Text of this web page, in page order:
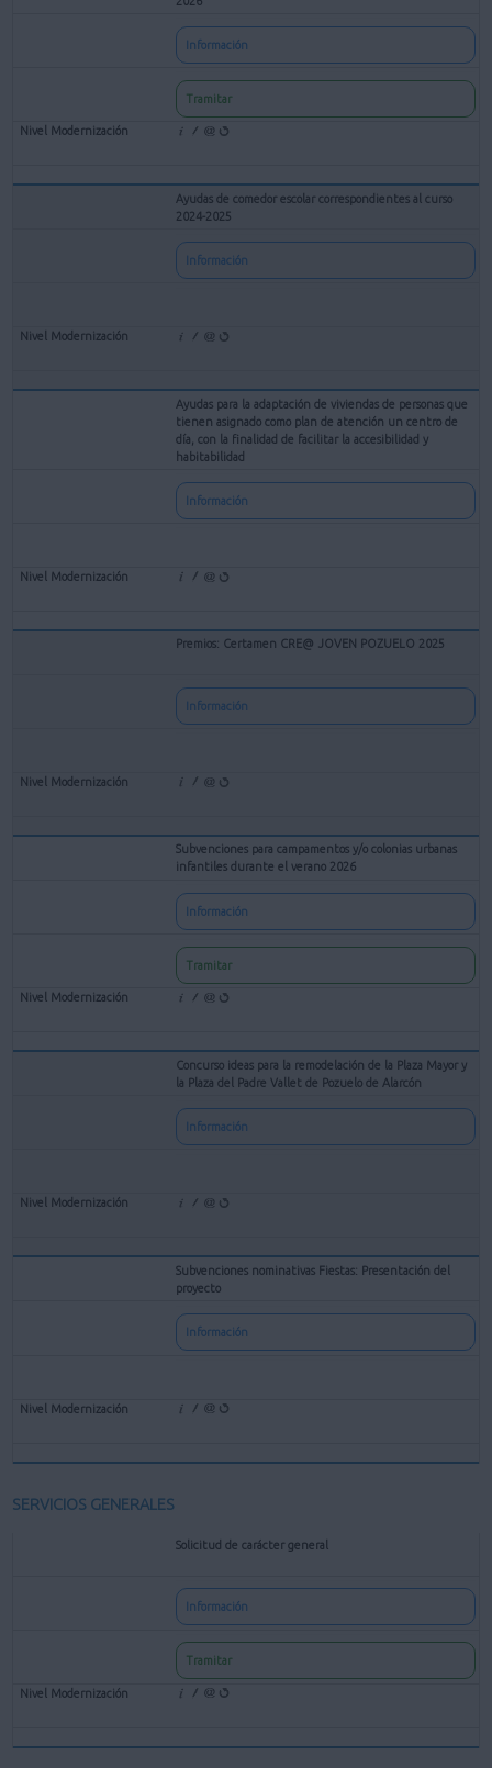
Información
Tramitar
Ayudas de comedor escolar correspondientes al curso
2024-2025
Información
Ayudas para la adaptación de viviendas de personas que
tienen asignado como plan de atención un centro de
día, con la finalidad de facilitar la accesibilidad y
habitabilidad
Información
Premios: Certamen CRE@ JOVEN POZUELO 2025
Información
Subvenciones para campamentos y/o colonias urbanas
infantiles durante el verano 2026
Información
Tramitar
Concurso ideas para la remodelación de la Plaza Mayor y
la Plaza del Padre Vallet de Pozuelo de Alarcón
Información
Subvenciones nominativas Fiestas: Presentación del
proyecto
Información
SERVICIOS GENERALES
Solicitud de carácter general
Información
Tramitar